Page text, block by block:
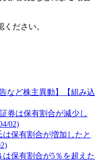
ださい。
など株主異動】【組み込
券は保有割合が減少し
02)
保有割合が増加したと
は保有割合が5％を超えた